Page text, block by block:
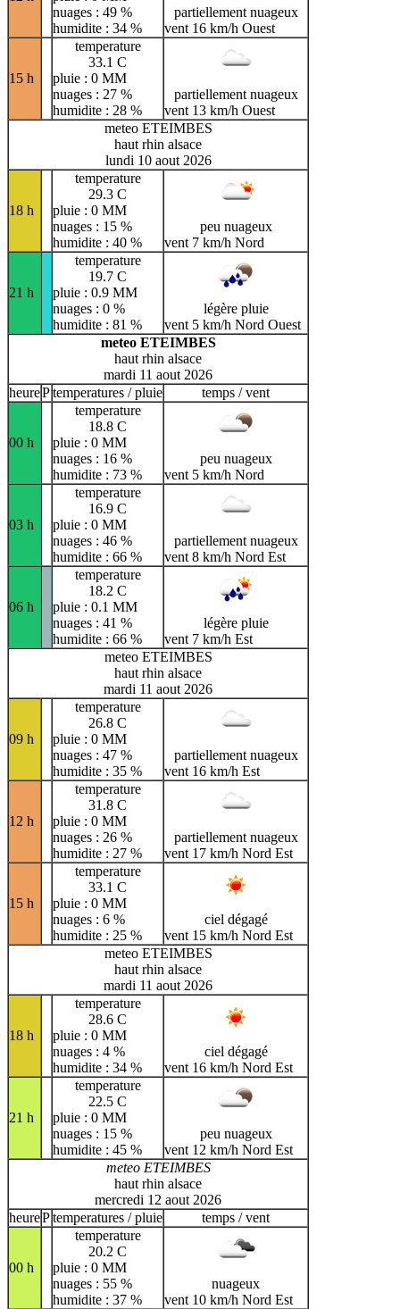
nuages : 49 %
humidite : 34 %
partiellement nuageux
vent 16 km/h Ouest
15 h
temperature
33.1 C
pluie : 0 MM
nuages : 27 %
humidite : 28 %
partiellement nuageux
vent 13 km/h Ouest
meteo ETEIMBES
haut rhin alsace
lundi 10 aout 2026
18 h
temperature
29.3 C
pluie : 0 MM
nuages : 15 %
humidite : 40 %
peu nuageux
vent 7 km/h Nord
21 h
temperature
19.7 C
pluie : 0.9 MM
nuages : 0 %
humidite : 81 %
légère pluie
vent 5 km/h Nord Ouest
meteo ETEIMBES
haut rhin alsace
mardi 11 aout 2026
heurePtemperatures / pluie temps / vent
00 h
temperature
18.8 C
pluie : 0 MM
nuages : 16 %
humidite : 73 %
peu nuageux
vent 5 km/h Nord
03 h
temperature
16.9 C
pluie : 0 MM
nuages : 46 %
humidite : 66 %
partiellement nuageux
vent 8 km/h Nord Est
06 h
temperature
18.2 C
pluie : 0.1 MM
nuages : 41 %
humidite : 66 %
légère pluie
vent 7 km/h Est
meteo ETEIMBES
haut rhin alsace
mardi 11 aout 2026
09 h
temperature
26.8 C
pluie : 0 MM
nuages : 47 %
humidite : 35 %
partiellement nuageux
vent 16 km/h Est
12 h
temperature
31.8 C
pluie : 0 MM
nuages : 26 %
humidite : 27 %
partiellement nuageux
vent 17 km/h Nord Est
15 h
temperature
33.1 C
pluie : 0 MM
nuages : 6 %
humidite : 25 %
ciel dégagé
vent 15 km/h Nord Est
meteo ETEIMBES
haut rhin alsace
mardi 11 aout 2026
18 h
temperature
28.6 C
pluie : 0 MM
nuages : 4 %
humidite : 34 %
ciel dégagé
vent 16 km/h Nord Est
21 h
temperature
22.5 C
pluie : 0 MM
nuages : 15 %
humidite : 45 %
peu nuageux
vent 12 km/h Nord Est
meteo ETEIMBES
haut rhin alsace
mercredi 12 aout 2026
heurePtemperatures / pluie temps / vent
00 h
temperature
20.2 C
pluie : 0 MM
nuages : 55 %
humidite : 37 %
nuageux
vent 10 km/h Nord Est